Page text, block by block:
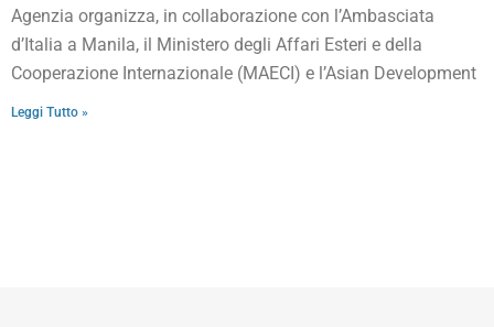
Agenzia organizza, in collaborazione con l’Ambasciata
d’Italia a Manila, il Ministero degli Affari Esteri e della
Cooperazione Internazionale (MAECI) e l’Asian Development
Leggi Tutto »